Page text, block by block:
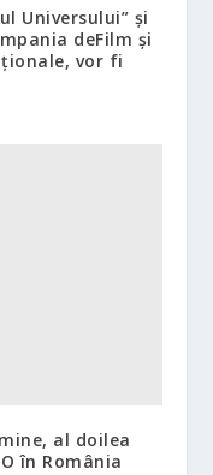
Universului” și
deFilm și
vor fi
al doilea
în România